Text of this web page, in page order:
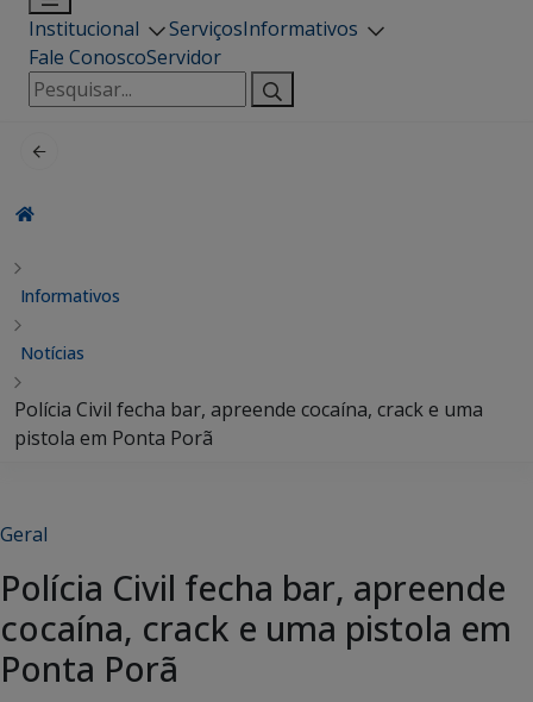
Institucional ServiçosInformativos
Fale ConoscoServidor
Pesquisar
por:
Informativos
Notícias
Polícia Civil fecha bar, apreende cocaína, crack e uma
pistola em Ponta Porã
Geral
Polícia Civil fecha bar, apreende
cocaína, crack e uma pistola em
Ponta Porã